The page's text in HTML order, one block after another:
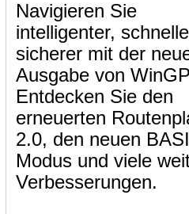
Navigieren Sie
intelligenter,
sicherer mit der
Ausgabe von
Entdecken Sie den
erneuerten
2.0, den neuen
Modus und viele
Verbesserungen.